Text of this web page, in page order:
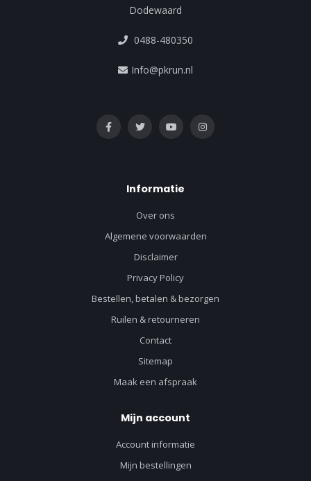
Dodewaard
0488-480350
Info@pkrun.nl
Informatie
Over ons
Algemene voorwaarden
Disclaimer
Privacy Policy
Bestellen, betalen & bezorgen
Ruilen & retourneren
Contact
Sitemap
Maak een afspraak
Mijn account
Account informatie
Mijn bestellingen